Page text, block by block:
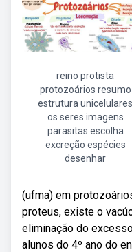
reino protista
protozoários resumo
estrutura unicelulares
os seres imagens
parasitas escolha
excreção espécies
desenhar
(ufma) em
proteus, existe o
eliminação do
alunos do 4º ano do